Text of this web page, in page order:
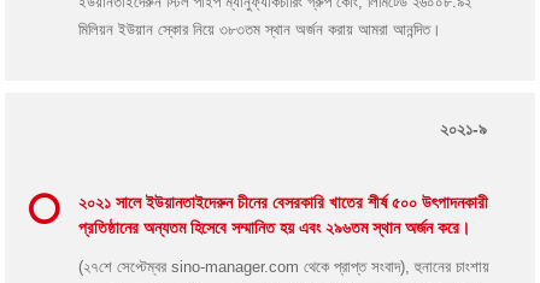
মিলিয়ন ইউয়ান স্কোর নিয়ে ৩৮৩তম স্থান অর্জন করায় আমরা আনন্দিত।
২০২১-৯
২০২১ সালে ইউয়ানতাইদেরুন চীনের বেসরকারি খাতের শীর্ষ ৫০০ উৎপাদনকারী
প্রতিষ্ঠানের অন্যতম হিসেবে সম্মানিত হয় এবং ২৯৬তম স্থান অর্জন করে।
(২৭শে সেপ্টেম্বর sino-manager.com থেকে প্রাপ্ত সংবাদ), হুনানের চাংশায়